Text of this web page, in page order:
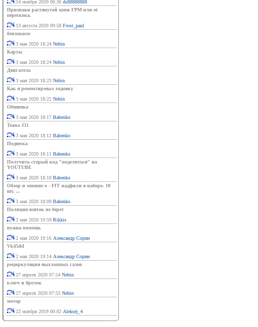
14 ноября 2020 06:36 ds88888888
Признаки растянутой цепи ГРМ или её
перескока.
13 августа 2020 09:58 Frost_paul
бензонасос
3 мая 2020 18:24 Nebin
Карты
3 мая 2020 18:24 Nebin
Двигатель
3 мая 2020 18:23 Nebin
Как я ремонтировал ходовку
3 мая 2020 18:22 Nebin
Обшивка
3 мая 2020 18:17 Babenko
Teana J31
3 мая 2020 18:12 Babenko
Подвеска
3 мая 2020 18:11 Babenko
Получить старый код "поделиться" на
YOUTUBE
3 мая 2020 18:10 Babenko
Обзор и мнение о - FIT надфили в наборе. 10
шт. ...
3 мая 2020 18:09 Babenko
Полиция взяток не берет
2 мая 2020 19:59 Rikkis
нужна помошь
2 мая 2020 19:16 Александр Сорин
Vk45dd
2 мая 2020 19:14 Александр Сорин
рециркуляция выхлопных газов
27 апреля 2020 07:54 Nebin
ключ и брелок
27 апреля 2020 07:53 Nebin
мотор
22 ноября 2019 00:02 Aleksej_4